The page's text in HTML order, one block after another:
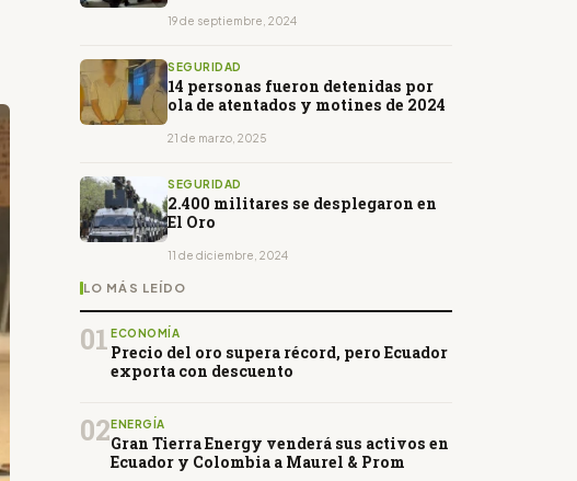
19 de septiembre, 2024
SEGURIDAD
14 personas fueron detenidas por
ola de atentados y motines de 2024
21 de marzo, 2025
SEGURIDAD
2.400 militares se desplegaron en
El Oro
11 de diciembre, 2024
LO MÁS LEÍDO
01 ECONOMÍA
Precio del oro supera récord, pero Ecuador
exporta con descuento
02 ENERGÍA
Gran Tierra Energy venderá sus activos en
Ecuador y Colombia a Maurel & Prom